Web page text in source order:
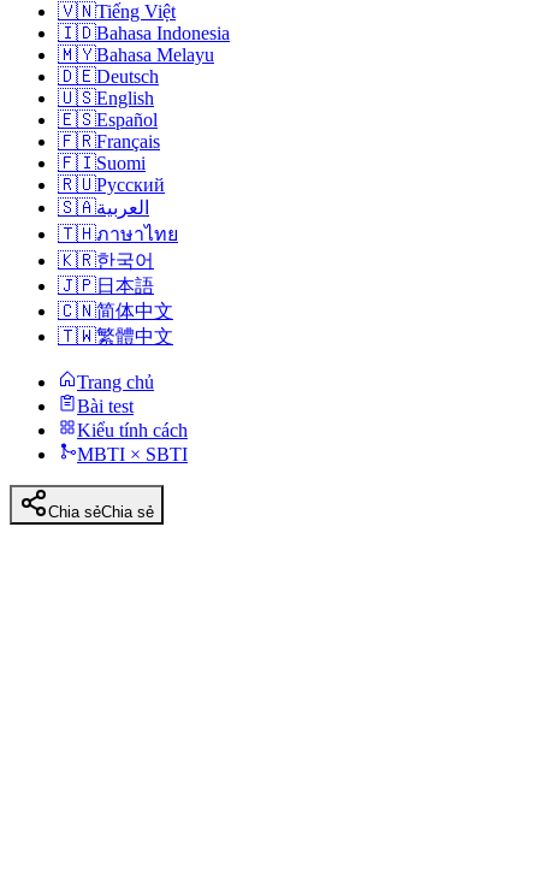
🇻🇳Tiếng Việt
🇮🇩Bahasa Indonesia
🇲🇾Bahasa Melayu
🇩🇪Deutsch
🇺🇸English
🇪🇸Español
🇫🇷Français
🇫🇮Suomi
🇷🇺Русский
🇸🇦العربية
🇹🇭ภาษาไทย
🇰🇷한국어
🇯🇵日本語
🇨🇳简体中文
🇹🇼繁體中文
Trang chủ
Bài test
Kiểu tính cách
MBTI × SBTI
Chia sẻChia sẻ